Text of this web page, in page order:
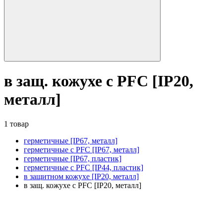
в защ. кожухе с PFC [IP20,
металл]
1 товар
герметичные [IP67, металл]
герметичные с PFC [IP67, металл]
герметичные [IP67, пластик]
герметичные с PFC [IP44, пластик]
в защитном кожухе [IP20, металл]
в защ. кожухе с PFC [IP20, металл]